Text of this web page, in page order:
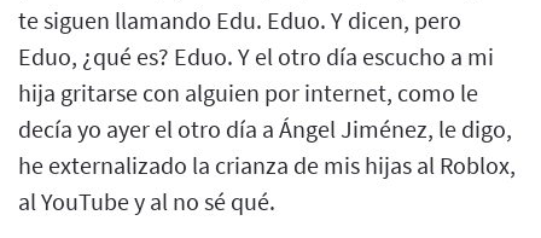
te siguen llamando Edu. Eduo. Y dicen, pero
Eduo, ¿qué es? Eduo. Y el otro día escucho a mi
hija gritarse con alguien por internet, como le
decía yo ayer el otro día a Ángel Jiménez, le digo,
he externalizado la crianza de mis hijas al Roblox,
al YouTube y al no sé qué.